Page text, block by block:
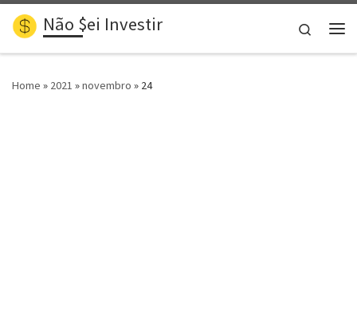
Skip to content
Não $ei Investir
Search
Home » 2021 »novembro » 24